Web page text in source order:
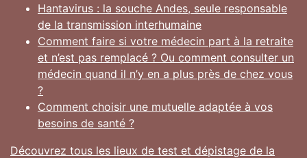
Hantavirus : la souche Andes, seule responsable
de la transmission interhumaine
Comment faire si votre médecin part à la retraite
et n’est pas remplacé ? Ou comment consulter un
médecin quand il n’y en a plus près de chez vous
?
Comment choisir une mutuelle adaptée à vos
besoins de santé ?
Découvrez tous les lieux de test et dépistage de la